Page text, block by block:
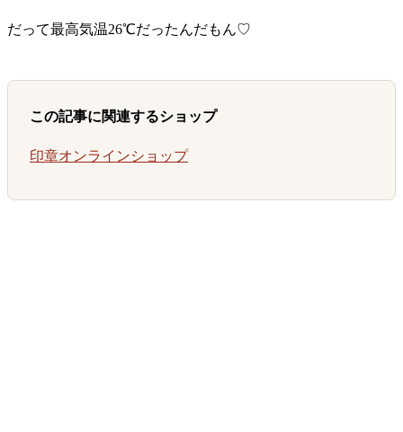
だって最高気温26℃だったんだもん♡
この記事に関連するショップ
印章オンラインショップ